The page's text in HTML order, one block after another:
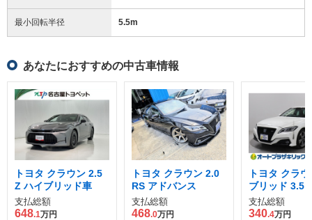
最小回転半径 5.5m
あなたにおすすめの中古車情報
トヨタ クラウン 2.5
Z ハイブリッド車
支払総額
648.1万円
トヨタ クラウン 2.0
RS アドバンス
支払総額
468.0万円
トヨタ クラ
ブリッド 3.5
バンス
支払総額
340.4万円